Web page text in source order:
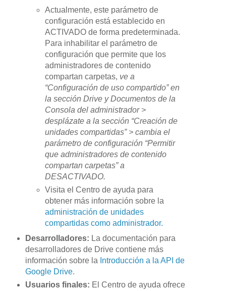
Actualmente, este parámetro de
configuración está establecido en
ACTIVADO de forma predeterminada.
Para inhabilitar el parámetro de
configuración que permite que los
administradores de contenido
compartan carpetas, ve a
“Configuración de uso compartido” en
la sección Drive y Documentos de la
Consola del administrador >
desplázate a la sección “Creación de
unidades compartidas” > cambia el
parámetro de configuración “Permitir
que administradores de contenido
compartan carpetas” a
DESACTIVADO.
Visita el Centro de ayuda para
obtener más información sobre la
administración de unidades
compartidas como administrador.
Desarrolladores: La documentación para
desarrolladores de Drive contiene más
información sobre la Introducción a la API de
Google Drive.
Usuarios finales: El Centro de ayuda ofrece